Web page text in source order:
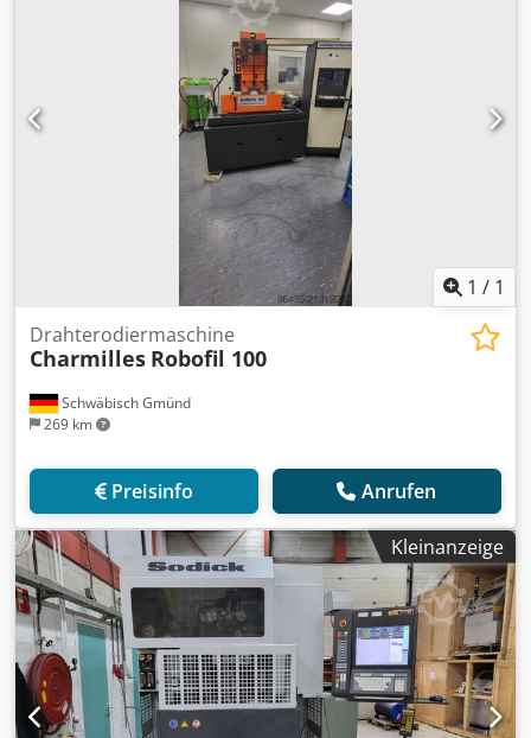
1 / 1
Schwäbisch Gmünd
269 km
Drahterodiermaschine
Charmilles Robofil 100
Preisinfo Anrufen
Kleinanzeige